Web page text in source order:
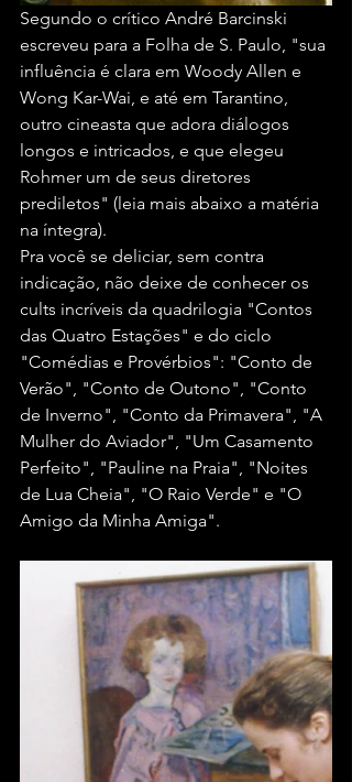
Segundo o crítico André Barcinski
escreveu para a Folha de S. Paulo, "sua
influência é clara em Woody Allen e
Wong Kar-Wai, e até em Tarantino,
outro cineasta que adora diálogos
longos e intricados, e que elegeu
Rohmer um de seus diretores
prediletos" (leia mais abaixo a matéria
na íntegra).
Pra você se deliciar, sem contra
indicação, não deixe de conhecer os
cults incríveis da quadrilogia "Contos
das Quatro Estações" e do ciclo
"Comédias e Provérbios": "Conto de
Verão", "Conto de Outono", "Conto
de Inverno", "Conto da Primavera", "A
Mulher do Aviador", "Um Casamento
Perfeito", "Pauline na Praia", "Noites
de Lua Cheia", "O Raio Verde" e "O
Amigo da Minha Amiga".